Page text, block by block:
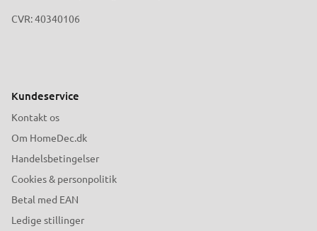
CVR: 40340106
Kundeservice
Kontakt os
Om HomeDec.dk
Handelsbetingelser
Cookies & personpolitik
Betal med EAN
Ledige stillinger